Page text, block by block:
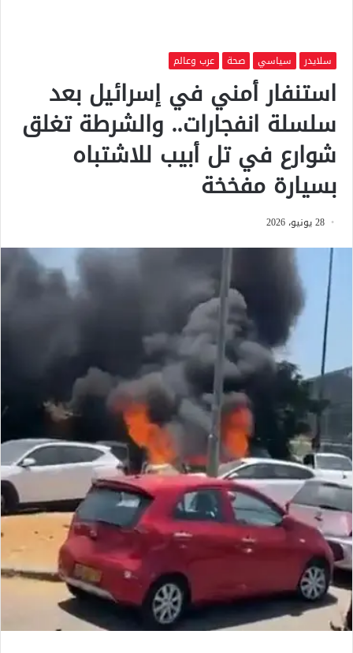
سلايدر سياسي صحة عرب وعالم
استنفار أمني في إسرائيل بعد
سلسلة انفجارات.. والشرطة تغلق
شوارع في تل أبيب للاشتباه
بسيارة مفخخة
28 يونيو، 2026